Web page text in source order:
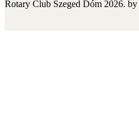
Rotary Club Szeged Dóm 2026. by